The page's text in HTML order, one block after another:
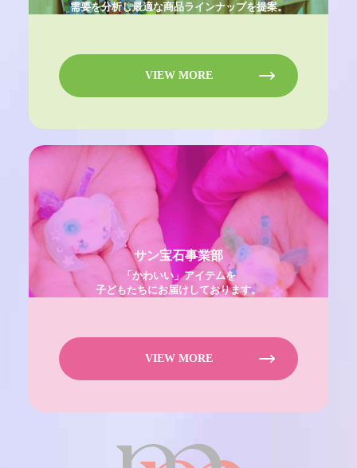
需要を分析し最適な商品ラインナップを提案。
VIEW MORE
サン宝石事業部
「かわいい」アイテムを
子どもたちにお届けしております。
VIEW MORE